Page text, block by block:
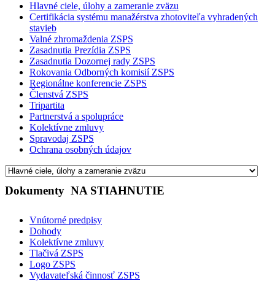
Hlavné ciele, úlohy a zameranie zväzu
Certifikácia systému manažérstva zhotoviteľa vyhradených
stavieb
Valné zhromaždenia ZSPS
Zasadnutia Prezídia ZSPS
Zasadnutia Dozornej rady ZSPS
Rokovania Odborných komisií ZSPS
Regionálne konferencie ZSPS
Členstvá ZSPS
Tripartita
Partnerstvá a spolupráce
Kolektívne zmluvy
Spravodaj ZSPS
Ochrana osobných údajov
Dokumenty NA STIAHNUTIE
Vnútorné predpisy
Dohody
Kolektívne zmluvy
Tlačivá ZSPS
Logo ZSPS
Vydavateľská činnosť ZSPS